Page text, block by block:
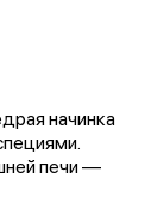
начинка
печи —